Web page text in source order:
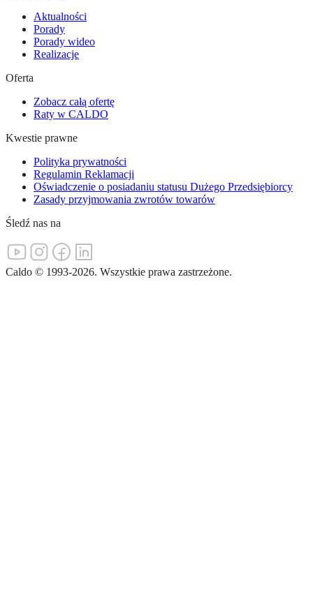
Aktualności
Porady
Porady wideo
Realizacje
Oferta
Zobacz całą ofertę
Raty w CALDO
Kwestie prawne
Polityka prywatności
Regulamin Reklamacji
Oświadczenie o posiadaniu statusu Dużego Przedsiębiorcy
Zasady przyjmowania zwrotów towarów
Śledź nas na
Caldo © 1993-2026. Wszystkie prawa zastrzeżone.